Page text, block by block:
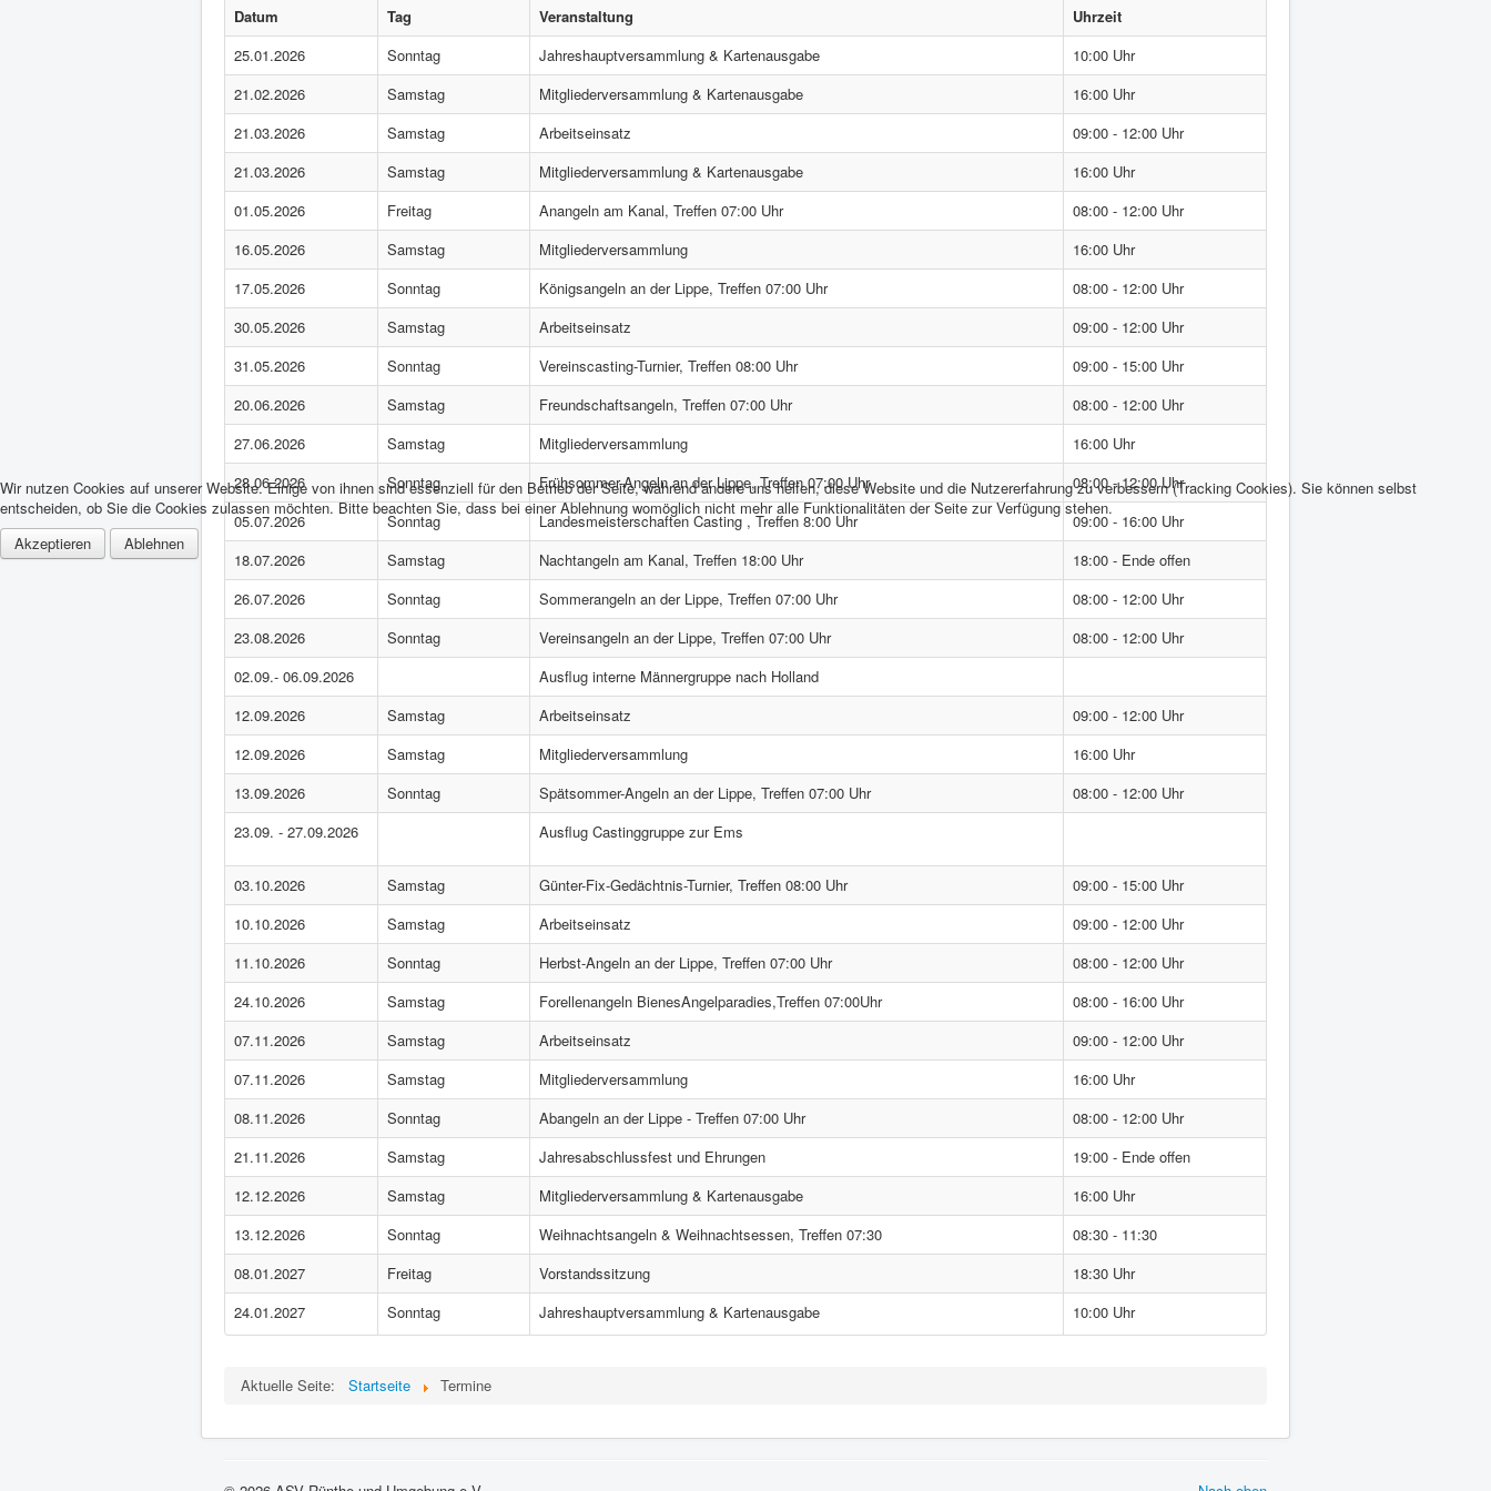
Datum Tag Veranstaltung
Uhrzeit
25.01.2026
Sonntag Jahreshauptversammlung & Kartenausgabe
10:00 Uhr
21.02.2026
Samstag Mitgliederversammlung & Kartenausgabe
16:00 Uhr
21.03.2026
Samstag Arbeitseinsatz
09:00 - 12:00 Uhr
21.03.2026
Samstag Mitgliederversammlung & Kartenausgabe
16:00 Uhr
01.05.2026
Freitag Anangeln am Kanal, Treffen 07:00 Uhr
08:00 - 12:00 Uhr
16.05.2026
Samstag Mitgliederversammlung
16:00 Uhr
17.05.2026
Sonntag Königsangeln an der Lippe, Treffen 07:00 Uhr
08:00 - 12:00 Uhr
30.05.2026
Samstag Arbeitseinsatz
09:00 - 12:00 Uhr
31.05.2026
Sonntag Vereinscasting-Turnier, Treffen 08:00 Uhr
09:00 - 15:00 Uhr
20.06.2026
Samstag Freundschaftsangeln, Treffen 07:00 Uhr
08:00 - 12:00 Uhr
27.06.2026
Samstag Mitgliederversammlung
16:00 Uhr
28.06.2026
Sonntag Frühsommer-Angeln an der Lippe, Treffen 07:00 Uhr
08:00 - 12:00 Uhr
05.07.2026
Sonntag Landesmeisterschaften Casting , Treffen 8:00 Uhr
09:00 - 16:00 Uhr
18.07.2026
Samstag Nachtangeln am Kanal, Treffen 18:00 Uhr
18:00 - Ende offen
26.07.2026
Sonntag Sommerangeln an der Lippe, Treffen 07:00 Uhr
08:00 - 12:00 Uhr
23.08.2026
Sonntag Vereinsangeln an der Lippe, Treffen 07:00 Uhr
08:00 - 12:00 Uhr
02.09.- 06.09.2026
Ausflug interne Männergruppe nach Holland
12.09.2026
Samstag Arbeitseinsatz
09:00 - 12:00 Uhr
12.09.2026
Samstag Mitgliederversammlung
16:00 Uhr
13.09.2026
Sonntag Spätsommer-Angeln an der Lippe, Treffen 07:00 Uhr
08:00 - 12:00 Uhr
23.09. - 27.09.2026
Ausflug Castinggruppe zur Ems
03.10.2026 Samstag Günter-Fix-Gedächtnis-Turnier, Treffen 08:00 Uhr
09:00 - 15:00 Uhr
10.10.2026
Samstag Arbeitseinsatz
09:00 - 12:00 Uhr
11.10.2026
Sonntag Herbst-Angeln an der Lippe, Treffen 07:00 Uhr
08:00 - 12:00 Uhr
24.10.2026
Samstag Forellenangeln BienesAngelparadies,Treffen 07:00Uhr
08:00 - 16:00 Uhr
07.11.2026
Samstag Arbeitseinsatz
09:00 - 12:00 Uhr
07.11.2026
Samstag Mitgliederversammlung
16:00 Uhr
08.11.2026
Sonntag Abangeln an der Lippe - Treffen 07:00 Uhr
08:00 - 12:00 Uhr
21.11.2026
Samstag Jahresabschlussfest und Ehrungen
19:00 - Ende offen
12.12.2026
Samstag Mitgliederversammlung & Kartenausgabe
16:00 Uhr
13.12.2026
Sonntag Weihnachtsangeln & Weihnachtsessen, Treffen 07:30
08:30 - 11:30
08.01.2027
Freitag Vorstandssitzung
18:30 Uhr
24.01.2027
Sonntag Jahreshauptversammlung & Kartenausgabe 10:00 Uhr
Aktuelle Seite: Startseite Termine
Wir nutzen Cookies auf unserer Website. Einige von ihnen sind essenziell für den Betrieb der Seite, während andere uns helfen, diese Website und die Nutzererfahrung zu verbessern (Tracking Cookies). Sie können selbst
entscheiden, ob Sie die Cookies zulassen möchten. Bitte beachten Sie, dass bei einer Ablehnung womöglich nicht mehr alle Funktionalitäten der Seite zur Verfügung stehen.
Akzeptieren
Ablehnen